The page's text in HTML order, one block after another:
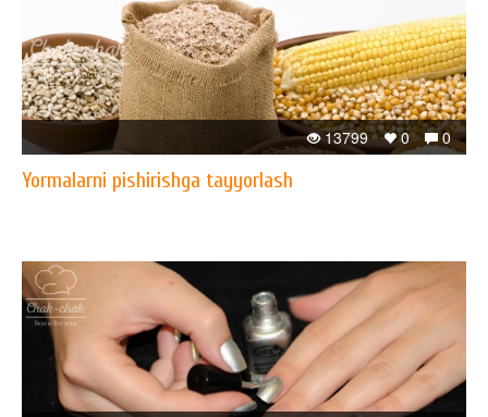
0
0
13799
Yormalarni pishirishga tayyorlash